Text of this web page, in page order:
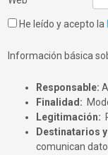
He leído y acepto la
Información básica
Responsable:
Finalidad:
Legitimación:
Destinatarios
comunican